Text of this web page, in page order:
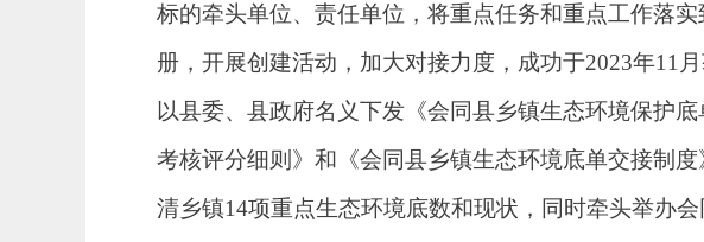
标的牵头单位、责任单位，将重点任务和重点工作落
册，开展创建活动，加大对接力度，成功于2023年11
以县委、县政府名义下发 《会同县乡镇生态环境保护
考核评分细则》和《会同县乡镇生态环境底单交接制度
清乡镇14项重点生态环境底数和现状 ，同时牵头举办会